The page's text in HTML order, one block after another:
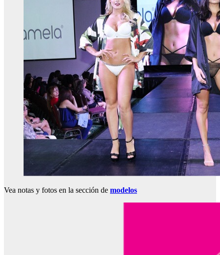
Vea notas y fotos en la sección de modelos